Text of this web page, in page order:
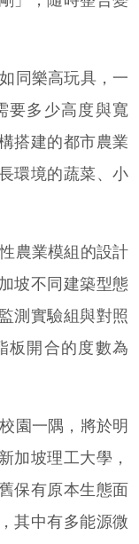
樂高玩具，一
要多少高度與寬
搭建的都市農業
環境的蔬菜、小
農業模組的設計
坡不同建築型態
測實驗組與對照
板開合的度數為
一隅，將於明
加坡理工大學，
保有原本生態面
其中有多能源微